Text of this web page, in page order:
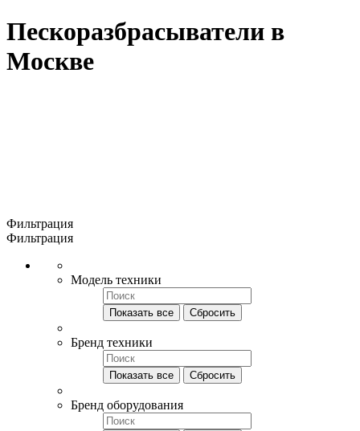
Пескоразбрасыватели в
Москве
Фильтрация
Фильтрация
Модель техники
Показать все Сбросить
Бренд техники
Показать все Сбросить
Бренд оборудования